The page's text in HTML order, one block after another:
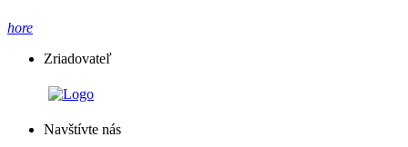
hore
Zriadovateľ
Navštívte nás